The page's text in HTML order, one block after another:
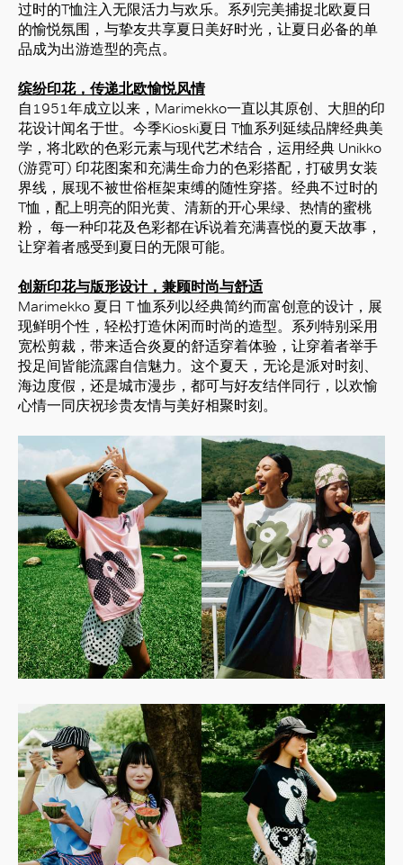
过时的T恤注入无限活力与欢乐。系列完美捕捉北欧夏日
的愉悦氛围，与挚友共享夏日美好时光，让夏日必备的单
品成为出游造型的亮点。
缤纷印花，传递北欧愉悦风情
自1951年成立以来，Marimekko一直以其原创、大胆的印
花设计闻名于世。今季Kioski夏日 T恤系列延续品牌经典美
学，将北欧的色彩元素与现代艺术结合，运用经典 Unikko
(游霓可) 印花图案和充满生命力的色彩搭配，打破男女装
界线，展现不被世俗框架束缚的随性穿搭。经典不过时的
T恤，配上明亮的阳光黄、清新的开心果绿、热情的蜜桃
粉， 每一种印花及色彩都在诉说着充满喜悦的夏天故事，
让穿着者感受到夏日的无限可能。
创新印花与版形设计，兼顾时尚与舒适
Marimekko 夏日 T 恤系列以经典简约而富创意的设计，展
现鲜明个性，轻松打造休闲而时尚的造型。系列特别采用
宽松剪裁，带来适合炎夏的舒适穿着体验，让穿着者举手
投足间皆能流露自信魅力。这个夏天，无论是派对时刻、
海边度假，还是城市漫步，都可与好友结伴同行，以欢愉
心情一同庆祝珍贵友情与美好相聚时刻。
好